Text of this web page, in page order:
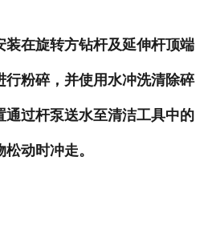
装在旋转方钻杆及延伸杆顶端
行粉碎，并使用水冲洗清除碎
通过杆泵送水至清洁工具中的
松动时冲走。